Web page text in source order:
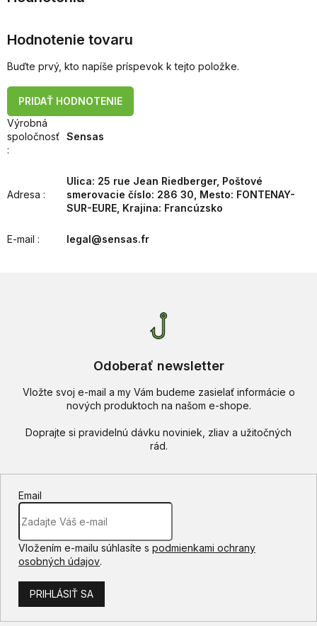
Hodnotenie tovaru
Buďte prvý, kto napíše príspevok k tejto položke.
PRIDAŤ HODNOTENIE
Výrobná
spoločnosť
:
Sensas
Adresa :
Ulica: 25 rue Jean Riedberger, Poštové
smerovacie číslo: 286 30, Mesto: FONTENAY-
SUR-EURE, Krajina: Francúzsko
E-mail : legal@sensas.fr
Odoberať newsletter
Vložte svoj e-mail a my Vám budeme zasielať informácie o
nových produktoch na našom e-shope.
Email
Vložením e-mailu súhlasíte s podmienkami ochrany
osobných údajov.
PRIHLÁSIŤ SA